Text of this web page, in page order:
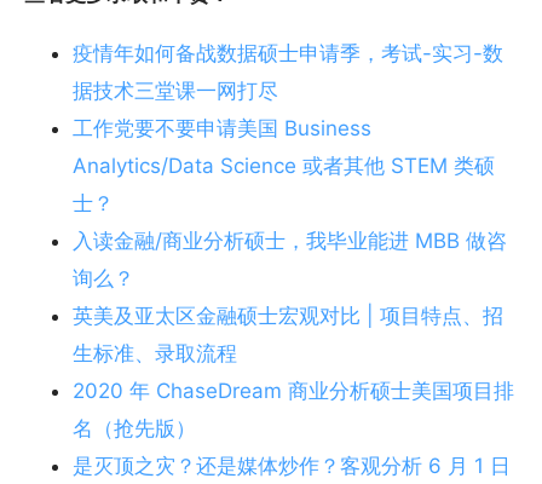
疫情年如何备战数据硕士申请季，考试-实习-数
据技术三堂课一网打尽
工作党要不要申请美国 Business
Analytics/Data Science 或者其他 STEM 类硕
士？
入读金融/商业分析硕士，我毕业能进 MBB 做咨
询么？
英美及亚太区金融硕士宏观对比 | 项目特点、招
生标准、录取流程
2020 年 ChaseDream 商业分析硕士美国项目排
名（抢先版）
是灭顶之灾？还是媒体炒作？客观分析 6 月 1 日